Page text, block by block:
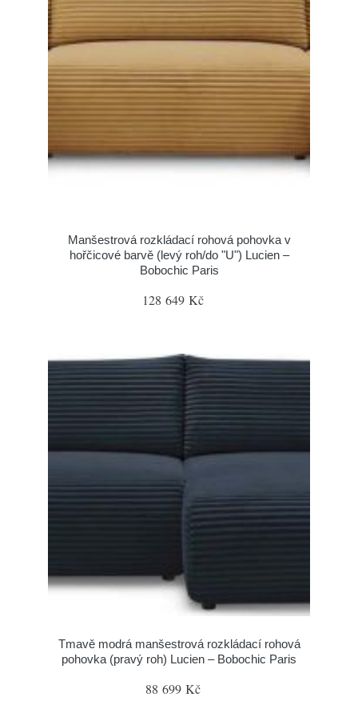
Manšestrová rozkládací rohová pohovka v
hořčicové barvě (levý roh/do "U") Lucien –
Bobochic Paris
128 649 Kč
Tmavě modrá manšestrová rozkládací rohová
pohovka (pravý roh) Lucien – Bobochic Paris
88 699 Kč